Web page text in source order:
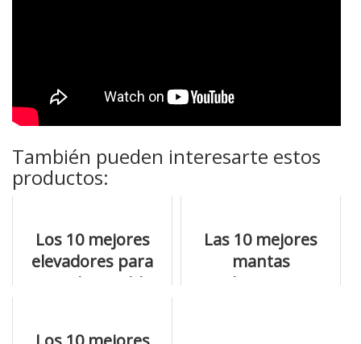
También pueden interesarte estos
productos:
Los 10 mejores
elevadores para
niños disponibles
Las 10 mejores
mantas
envolventes para